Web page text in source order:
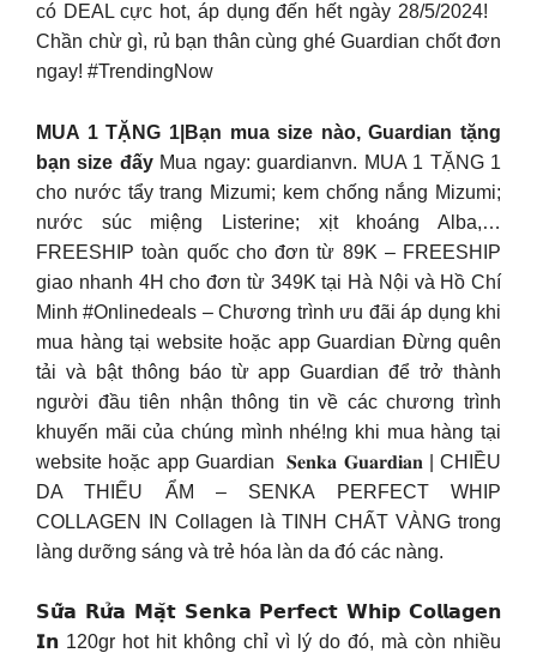
có DEAL cực hot, áp dụng đến hết ngày 28/5/2024! ​ ️
Chần chừ gì, rủ bạn thân cùng ghé Guardian chốt đơn
ngay!​ #TrendingNow
MUA 1 TẶNG 1|Bạn mua size nào, Guardian tặng
bạn size đấyMua ngay: guardianvn. MUA 1 TẶNG 1
cho nước tẩy trang Mizumi; kem chống nắng Mizumi;
nước súc miệng Listerine; xịt khoáng Alba,…
FREESHIP toàn quốc cho đơn từ 89K – FREESHIP
giao nhanh 4H cho đơn từ 349K tại Hà Nội và Hồ Chí
Minh #Onlinedeals – Chương trình ưu đãi áp dụng khi
mua hàng tại website hoặc app Guardian Đừng quên
tải và bật thông báo từ app Guardian để trở thành
người đầu tiên nhận thông tin về các chương trình
khuyến mãi của chúng mình nhé!ng khi mua hàng tại
website hoặc app Guardian ​ 𝐒𝐞𝐧𝐤𝐚 𝐆𝐮𝐚𝐫𝐝𝐢𝐚𝐧 | CHIỀU
DA THIẾU ẨM – SENKA PERFECT WHIP
COLLAGEN IN Collagen là TINH CHẤT VÀNG trong
làng dưỡng sáng và trẻ hóa làn da đó các nàng.
𝗦𝘂̛̃𝗮 𝗥𝘂̛̉𝗮 𝗠𝗮̣̆𝘁 𝗦𝗲𝗻𝗸𝗮 𝗣𝗲𝗿𝗳𝗲𝗰𝘁 𝗪𝗵𝗶𝗽 𝗖𝗼𝗹𝗹𝗮𝗴𝗲𝗻
𝗜𝗻 120gr hot hit không chỉ vì lý do đó, mà còn nhiều